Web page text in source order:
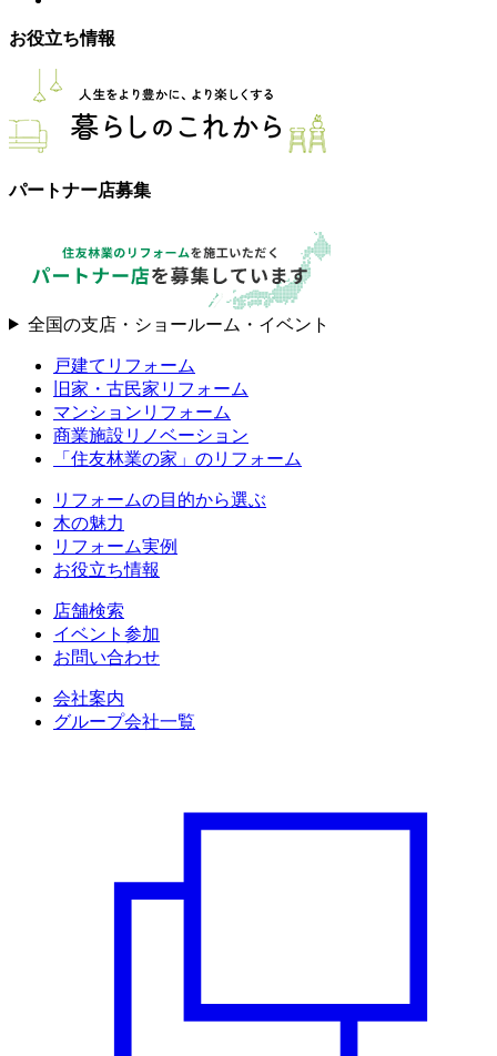
お役立ち情報
パートナー店募集
全国の支店・ショールーム・イベント
戸建てリフォーム
旧家・古民家リフォーム
マンションリフォーム
商業施設リノベーション
「住友林業の家」のリフォーム
リフォームの目的から選ぶ
木の魅力
リフォーム実例
お役立ち情報
店舗検索
イベント参加
お問い合わせ
会社案内
グループ会社一覧